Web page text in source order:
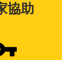
協助